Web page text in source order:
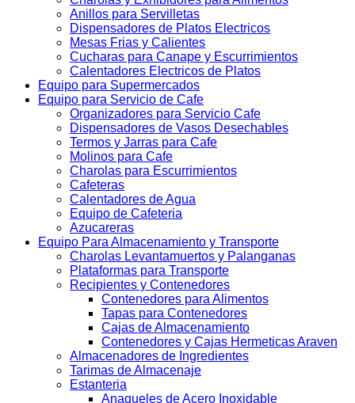
Anillos para Servilletas
Dispensadores de Platos Electricos
Mesas Frias y Calientes
Cucharas para Canape y Escurrimientos
Calentadores Electricos de Platos
Equipo para Supermercados
Equipo para Servicio de Cafe
Organizadores para Servicio Cafe
Dispensadores de Vasos Desechables
Termos y Jarras para Cafe
Molinos para Cafe
Charolas para Escurrimientos
Cafeteras
Calentadores de Agua
Equipo de Cafeteria
Azucareras
Equipo Para Almacenamiento y Transporte
Charolas Levantamuertos y Palanganas
Plataformas para Transporte
Recipientes y Contenedores
Contenedores para Alimentos
Tapas para Contenedores
Cajas de Almacenamiento
Contenedores y Cajas Hermeticas Araven
Almacenadores de Ingredientes
Tarimas de Almacenaje
Estanteria
Anaqueles de Acero Inoxidable